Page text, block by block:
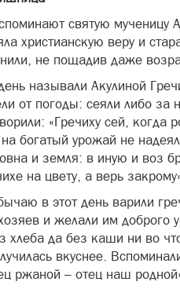
святую мученицу
христианскую веру и
не пощадив даже
называли Акулиной
от погоды: сеяли либо за
«Гречиху сей, когда
богатый урожай не
и земля: в иную и воз
на цвету, а верь
в этот день варили
и желали им
хлеба да без каши ни во
вкуснее.
ржаной – отец наш